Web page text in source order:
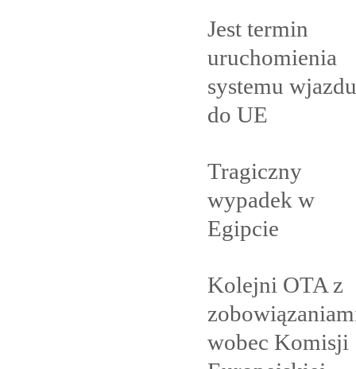
Jest termin
uruchomienia
systemu wjazdu
do UE
Tragiczny
wypadek w
Egipcie
Kolejni OTA z
wobec Komisji